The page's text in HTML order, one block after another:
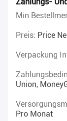
Zahlungs-
Min
Preis: Price
Verpackung
Union,
Pro Monat